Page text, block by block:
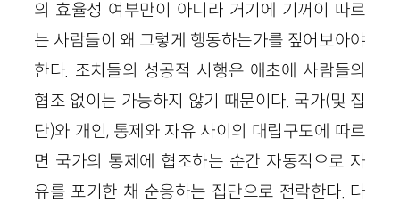
의 효율성 여부만이 아니라 거기에 기꺼이 따르
는 사람들이 왜 그렇게 행동하는가를 짚어보아야
한다. 조치들의 성공적 시행은 애초에 사람들의
협조 없이는 가능하지 않기 때문이다. 국가(및 집
단)와 개인, 통제와 자유 사이의 대립구도에 따르
면 국가의 통제에 협조하는 순간 자동적으로 자
유를 포기한 채 순응하는 집단으로 전락한다. 다